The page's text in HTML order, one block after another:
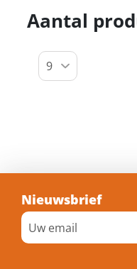
Aantal
Nieuwsbrief